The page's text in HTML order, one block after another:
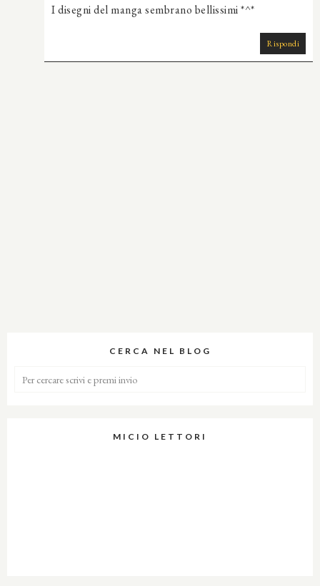
I disegni del manga sembrano bellissimi *^*
Rispondi
CERCA NEL BLOG
MICIO LETTORI